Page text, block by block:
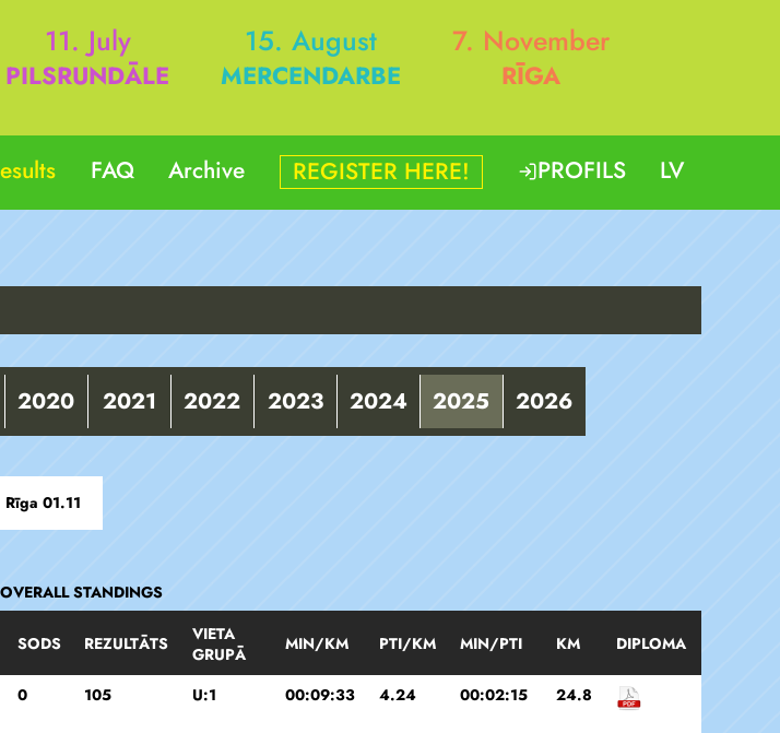
11. July
PILSRUNDĀLE
15. August
MERCENDARBE
7. November
RĪGA
FAQ Archive REGISTER HERE! PROFILS LV
2020 2021 2022 2023 2024 2025 2026
Rīga 01.11
OVERALL STANDINGS
SODS REZULTĀTS
VIETA
GRUPĀ
MIN/KM PTI/KM MIN/PTI KM DIPLOMA
0 105 U:1 00:09:33 4.24 00:02:15 24.8